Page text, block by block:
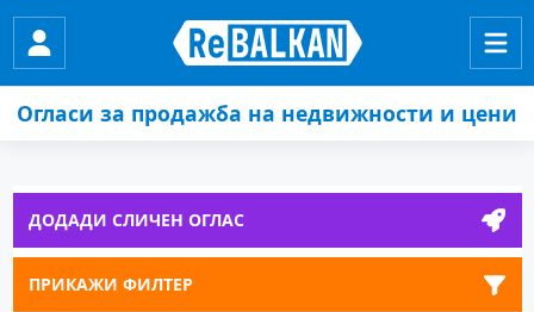
Огласи за продажба на недвижности и цени
ДОДАДИ СЛИЧЕН ОГЛАС
ПРИКАЖИ ФИЛТЕР